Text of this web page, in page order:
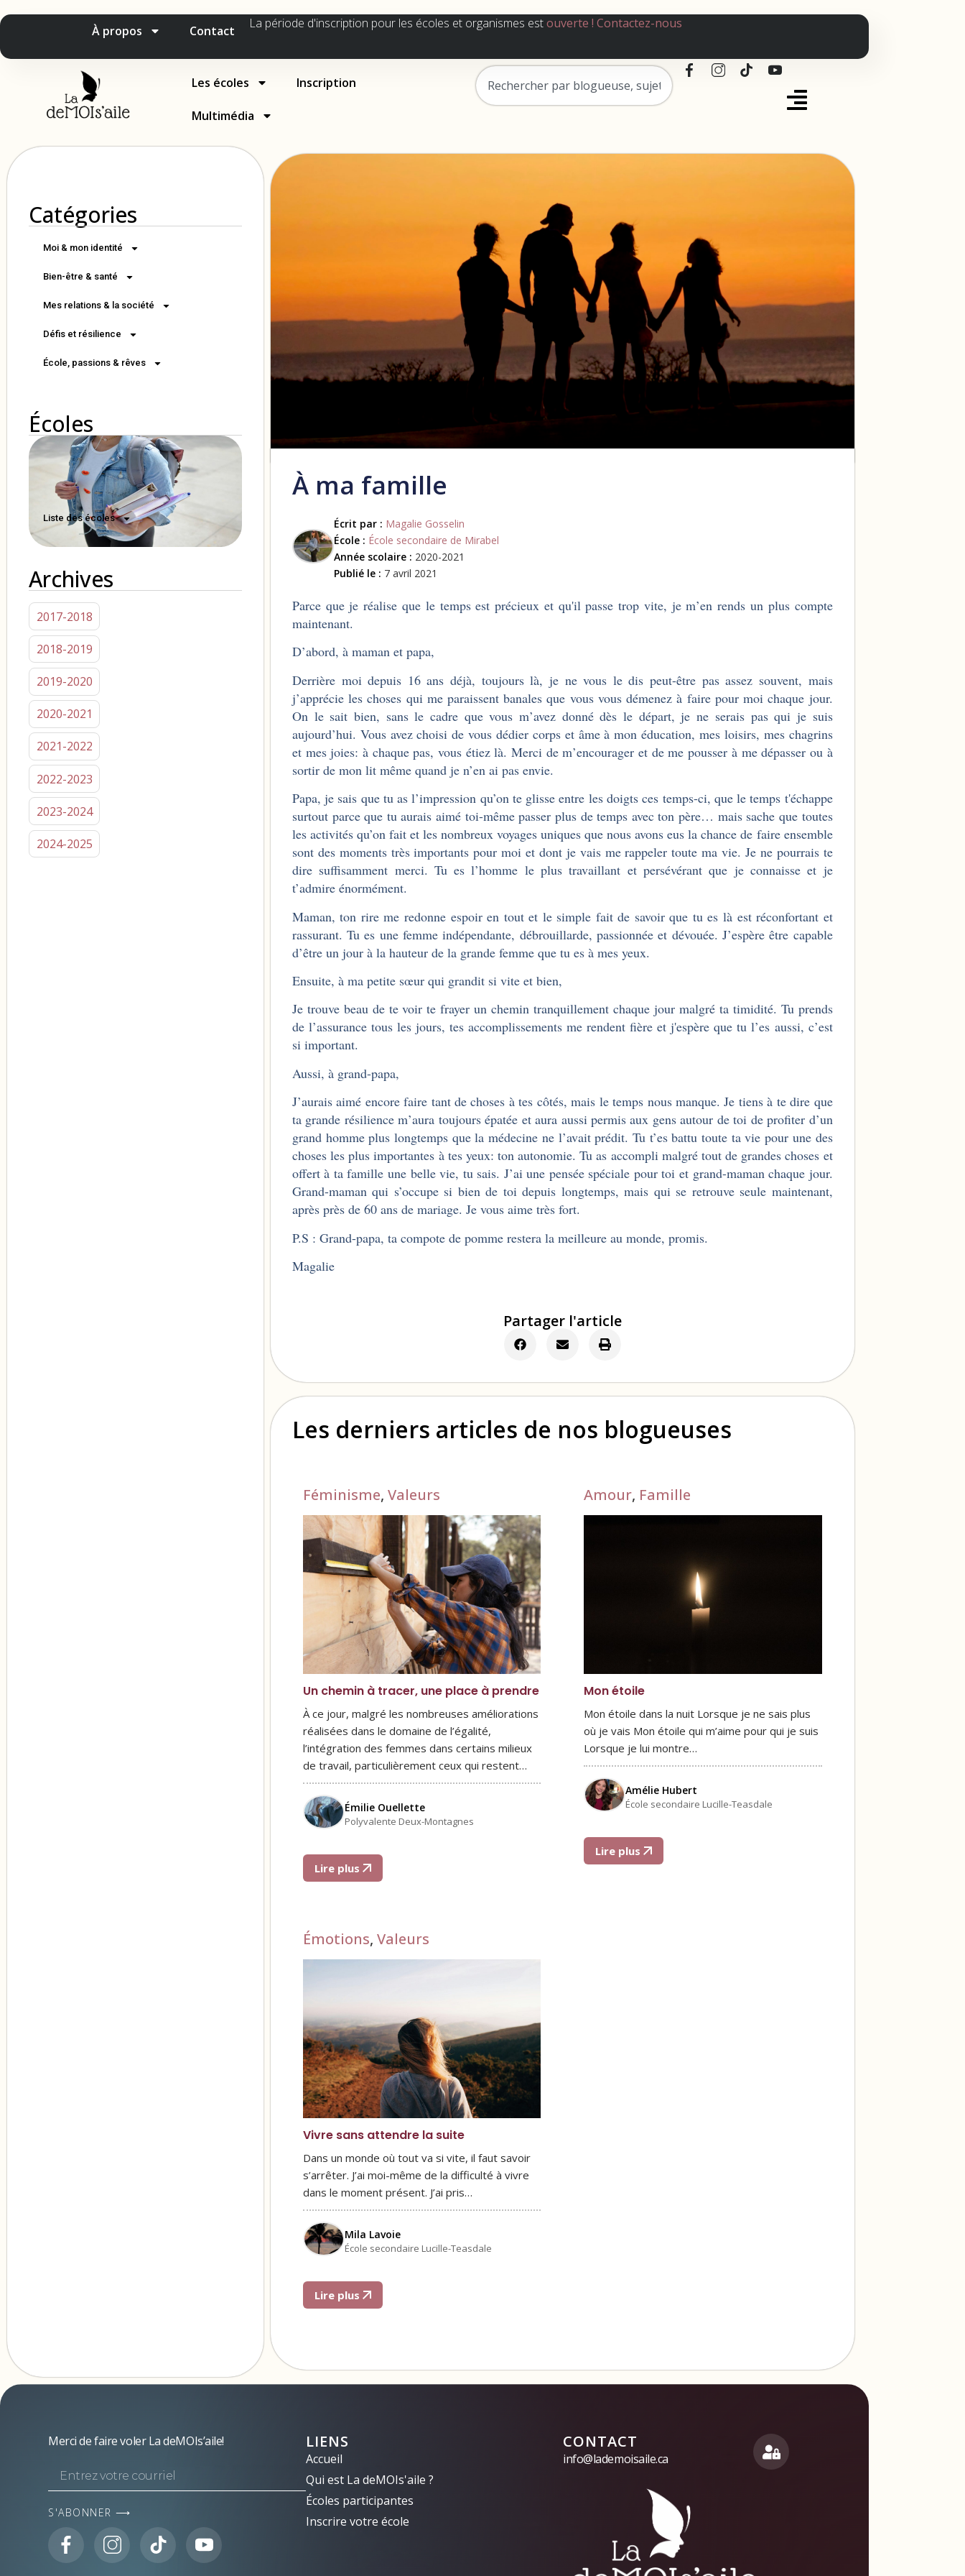
À propos Contact La période d'inscription pour les écoles et organismes estouverte ! Contactez-nous
Les écoles Inscription
Multimédia
Catégories
Moi & mon identité
Bien-être & santé
Mes relations & la société
Défis et résilience
École, passions & rêves
Écoles
Liste des écoles
Archives
2017-2018
2018-2019
2019-2020
2020-2021
2021-2022
2022-2023
2023-2024
2024-2025
À ma famille
Écrit par : Magalie Gosselin
École : École secondaire de Mirabel
Année scolaire : 2020-2021
Publié le : 7 avril 2021
Parce que je réalise que le temps est précieux et qu'il passe trop vite, je m’en rends un plus compte
maintenant.
D’abord, à maman et papa,
Derrière moi depuis 16 ans déjà, toujours là, je ne vous le dis peut-être pas assez souvent, mais
j’apprécie les choses qui me paraissent banales que vous vous démenez à faire pour moi chaque jour.
On le sait bien, sans le cadre que vous m’avez donné dès le départ, je ne serais pas qui je suis
aujourd’hui. Vous avez choisi de vous dédier corps et âme à mon éducation, mes loisirs, mes chagrins
et mes joies: à chaque pas, vous étiez là. Merci de m’encourager et de me pousser à me dépasser ou à
sortir de mon lit même quand je n’en ai pas envie.
Papa, je sais que tu as l’impression qu’on te glisse entre les doigts ces temps-ci, que le temps t'échappe
surtout parce que tu aurais aimé toi-même passer plus de temps avec ton père… mais sache que toutes
les activités qu’on fait et les nombreux voyages uniques que nous avons eus la chance de faire ensemble
sont des moments très importants pour moi et dont je vais me rappeler toute ma vie. Je ne pourrais te
dire suffisamment merci. Tu es l’homme le plus travaillant et persévérant que je connaisse et je
t’admire énormément.
Maman, ton rire me redonne espoir en tout et le simple fait de savoir que tu es là est réconfortant et
rassurant. Tu es une femme indépendante, débrouillarde, passionnée et dévouée. J’espère être capable
d’être un jour à la hauteur de la grande femme que tu es à mes yeux.
Ensuite, à ma petite sœur qui grandit si vite et bien,
Je trouve beau de te voir te frayer un chemin tranquillement chaque jour malgré ta timidité. Tu prends
de l’assurance tous les jours, tes accomplissements me rendent fière et j'espère que tu l’es aussi, c’est
si important.
Aussi, à grand-papa,
J’aurais aimé encore faire tant de choses à tes côtés, mais le temps nous manque. Je tiens à te dire que
ta grande résilience m’aura toujours épatée et aura aussi permis aux gens autour de toi de profiter d’un
grand homme plus longtemps que la médecine ne l’avait prédit. Tu t’es battu toute ta vie pour une des
choses les plus importantes à tes yeux: ton autonomie. Tu as accompli malgré tout de grandes choses et
offert à ta famille une belle vie, tu sais. J’ai une pensée spéciale pour toi et grand-maman chaque jour.
Grand-maman qui s’occupe si bien de toi depuis longtemps, mais qui se retrouve seule maintenant,
après près de 60 ans de mariage. Je vous aime très fort.
P.S : Grand-papa, ta compote de pomme restera la meilleure au monde, promis.
Magalie
Partager l'article
Les derniers articles de nos blogueuses
Féminisme, Valeurs
Un chemin à tracer, une place à prendre
À ce jour, malgré les nombreuses améliorations
réalisées dans le domaine de l’égalité,
l’intégration des femmes dans certains milieux
de travail, particulièrement ceux qui restent…
Émilie Ouellette
Polyvalente Deux-Montagnes
Lire plus
Amour, Famille
Mon étoile
Mon étoile dans la nuit Lorsque je ne sais plus
où je vais Mon étoile qui m’aime pour qui je suis
Lorsque je lui montre…
Amélie Hubert
École secondaire Lucille-Teasdale
Lire plus
Émotions, Valeurs
Vivre sans attendre la suite
Dans un monde où tout va si vite, il faut savoir
s’arrêter. J’ai moi-même de la difficulté à vivre
dans le moment présent. J’ai pris…
Mila Lavoie
École secondaire Lucille-Teasdale
Lire plus
Merci de faire voler La deMOIs’aile!
S'ABONNER ⟶
LIENS
Accueil
Qui est La deMOIs'aile ?
Écoles participantes
Inscrire votre école
CONTACT
info@lademoisaile.ca